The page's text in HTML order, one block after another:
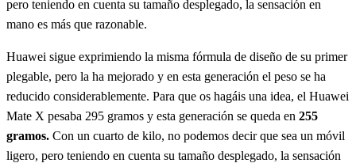
pero teniendo en cuenta su tamaño desplegado, la sensación en
mano es más que razonable.
Huawei sigue exprimiendo la misma fórmula de diseño de su primer
plegable, pero la ha mejorado y en esta generación el peso se ha
reducido considerablemente. Para que os hagáis una idea, el Huawei
Mate X pesaba 295 gramos y esta generación se queda en 255
gramos. Con un cuarto de kilo, no podemos decir que sea un móvil
ligero, pero teniendo en cuenta su tamaño desplegado, la sensación